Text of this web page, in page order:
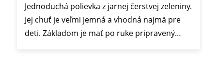
Jednoduchá polievka z jarnej čerstvej zeleniny.
Jej chuť je veľmi jemná a vhodná najmä pre
deti. Základom je mať po ruke pripravený…